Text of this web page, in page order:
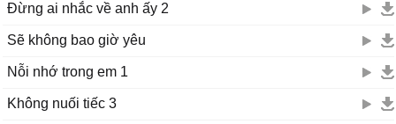
Đừng ai nhắc về anh ấy 2
Sẽ không bao giờ yêu
Nỗi nhớ trong em 1
Không nuối tiếc 3